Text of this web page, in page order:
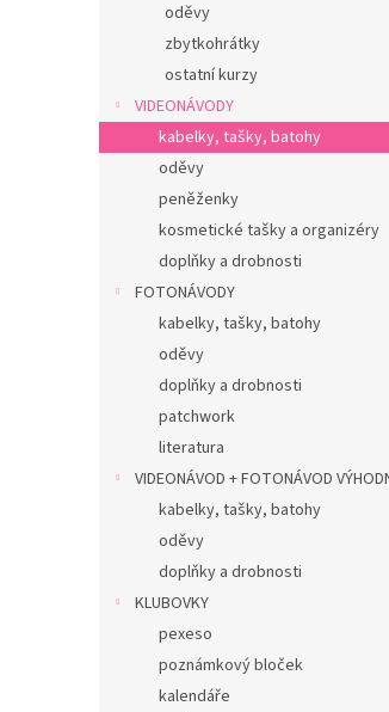
oděvy
zbytkohrátky
ostatní kurzy
VIDEONÁVODY
kabelky, tašky, batohy
oděvy
peněženky
kosmetické tašky a organizéry
doplňky a drobnosti
FOTONÁVODY
kabelky, tašky, batohy
oděvy
doplňky a drobnosti
patchwork
literatura
VIDEONÁVOD + FOTONÁVOD
kabelky, tašky, batohy
oděvy
doplňky a drobnosti
KLUBOVKY
pexeso
poznámkový bloček
kalendáře